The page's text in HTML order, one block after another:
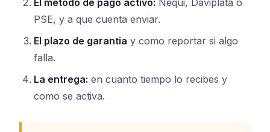
PSE, y a que cuenta enviar.
El plazo de garantia y como reportar si algo
falla.
La entrega: en cuanto tiempo lo recibes y
como se activa.